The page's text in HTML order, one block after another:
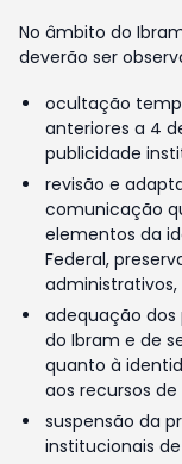
No âmbito do
deverão ser
ocultação
anteriores a 4
publicidade
revisão e
comunicação
elementos da
Federal,
adequação dos
do Ibram e de
quanto à
aos recursos
suspensão da
institucionais